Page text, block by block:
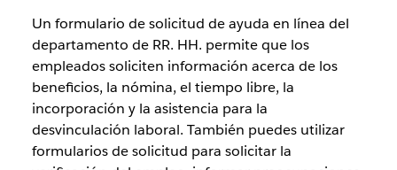
Un formulario de solicitud de ayuda en línea del
departamento de RR. HH. permite que los
empleados soliciten información acerca de los
beneficios, la nómina, el tiempo libre, la
incorporación y la asistencia para la
desvinculación laboral. También puedes utilizar
formularios de solicitud para solicitar la